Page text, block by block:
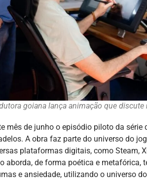
goiana lança animação que
mês de junho o episódio piloto da
A obra faz parte do universo do
plataformas digitais, como Steam,
aborda, de forma poética e
e ansiedade, utilizando o universo